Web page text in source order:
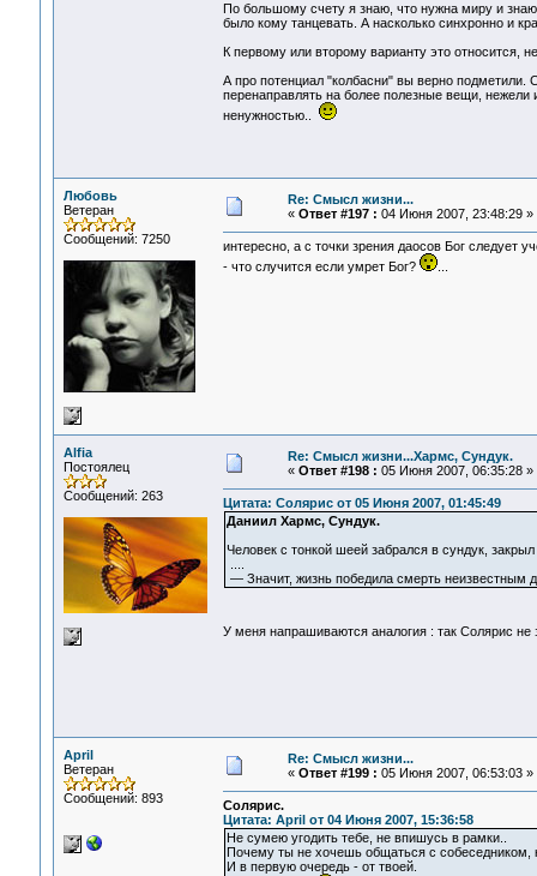
По большому счету я знаю, что нужна миру и
было кому танцевать. А насколько синхронно и
К первому или второму варианту это относится,
А про потенциал "колбасни" вы верно подметили.
перенаправлять на более полезные вещи, нежели
ненужностью..
Любовь
Ветеран
Сообщений: 7250
Re: Смысл жизни...
« Ответ #197 : 04 Июня 2007, 23:48:29 »
интересно, а с точки зрения даосов Бог следует
- что случится если умрет Бог?
...
Alfia
Постоялец
Сообщений: 263
Re: Смысл жизни...Хармс, Сундук.
« Ответ #198 : 05 Июня 2007, 06:35:28 »
Цитата: Солярис от 05 Июня 2007, 01:45:49
Даниил Хармс, Сундук.
Человек с тонкой шеей забрался в сундук,
— Значит, жизнь победила смерть неизвестным
У меня напрашиваются аналогия : так Солярис
April
Ветеран
Сообщений: 893
Re: Смысл жизни...
« Ответ #199 : 05 Июня 2007, 06:53:03 »
Солярис.
Цитата: April от 04 Июня 2007, 15:36:58
Не сумею угодить тебе, не впишусь в рамки..
Почему ты не хочешь общаться с собеседником,
И в первую очередь - от твоей.